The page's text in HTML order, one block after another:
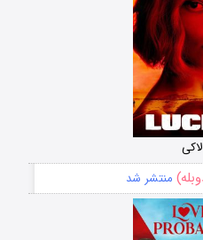
لاکی
منتشر شد